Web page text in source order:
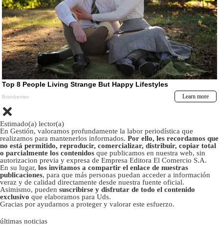
Estimado(a) lector(a)
En Gestión, valoramos profundamente la labor periodística que
realizamos para mantenerlos informados. Por ello, les recordamos que
no está permitido, reproducir, comercializar, distribuir, copiar total
o parcialmente los contenidos que publicamos en nuestra web, sin
autorizacion previa y expresa de Empresa Editora El Comercio S.A.
En su lugar, los invitamos a compartir el enlace de nuestras
publicaciones, para que más personas puedan acceder a información
veraz y de calidad directamente desde nuestra fuente oficial.
Asimismo, pueden suscribirse y disfrutar de todo el contenido
exclusivo que elaboramos para Uds.
Gracias por ayudarnos a proteger y valorar este esfuerzo.
últimas noticias